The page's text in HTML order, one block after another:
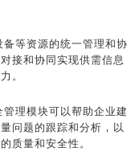
等资源的统一管理和协
接和协同实现供需信息
。
理模块可以帮助企业建
问题的跟踪和分析，以
质量和安全性。